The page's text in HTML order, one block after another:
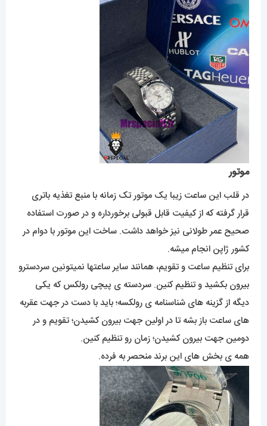
موتور
در قلب این ساعت زیبا یک موتور تک زمانه با منبع تغذیه باتری
قرار گرفته که از کیفیت قابل قبولی برخورداره و در صورت استفاده
صحیح عمر طولانی نیز خواهد داشت. ساخت این موتور با دوام در
کشور ژاپن انجام میشه.
برای تنظیم ساعت و تقویم، همانند سایر ساعتها نمیتونین سردسترو
بیرون بکشید و تنظیم کنین. سردسته ی پیچی رولکس که یکی
دیگه از گزینه های شناسنامه ی رولکسه؛ باید با دست در جهت عقربه
های ساعت باز بشه تا در اولین جهت بیرون کشیدن؛ تقویم و در
دومین جهت بیرون کشیدن؛ زمان رو تنظیم کنین.
همه ی بخش های این برند منحصر به فرده.